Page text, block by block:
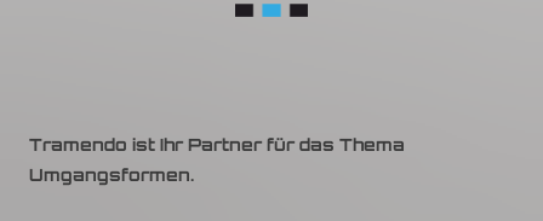
Tramendo ist Ihr Partner für das Thema
Umgangsformen.